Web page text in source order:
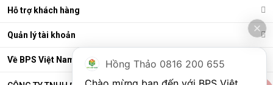
Các chức năng chính của máy bao gồm: Làm lạnh, quạt gió,
hút ẩm và lọc khí. Bên cạnh đó, dòng sản phẩm này còn được
trang bị thêm khá nhiều tính năng và tiện ích đi kèm như: Hẹn
giờ, khóa trẻ em, remote, kết nối wifi,...
Ưu điểm vượt trội của điều hòa di động
Đáp ứng tốt nhu cầu làm mát, dễ dàng tháo lắp và di chuyển
Hỗ trợ khách hàng
Quản lý tài khoản
Về BPS Việt Nam
Hồng Thảo 0816 200 655